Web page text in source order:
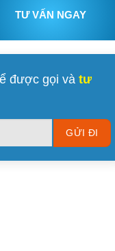
TƯ VẤN NGAY
được gọi và tư
Please
this